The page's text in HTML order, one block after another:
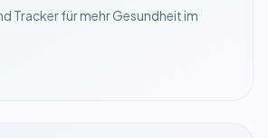
Tracker für mehr Gesundheit im